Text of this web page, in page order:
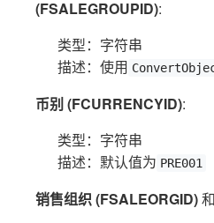
(FSALEGROUPID):
类型：字符串
描述：使用
币别 (FCURRENCYID):
类型：字符串
描述：默认值为 PRE001
销售组织 (FSALEORGID)和